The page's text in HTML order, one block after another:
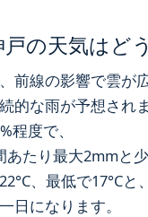
の天気はど
前線の影響で雲が
的な雨が予想されま
程度で、
たり最大2mmと少
、最低で17°Cと、
日になります。